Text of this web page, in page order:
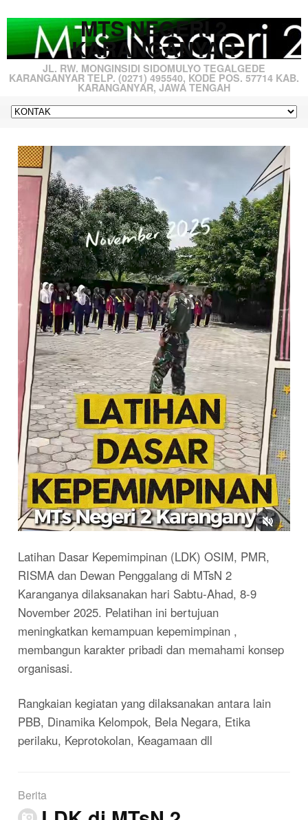
MTS NEGERI 2
KARANGANYAR
JL. RW. MONGINSIDI SIDOMULYO TEGALGEDE
KARANGANYAR TELP. (0271) 495540, KODE POS. 57714 KAB.
KARANGANYAR, JAWA TENGAH
Latihan Dasar Kepemimpinan (LDK) OSIM, PMR,
RISMA dan Dewan Penggalang di MTsN 2
Karanganya dilaksanakan hari Sabtu-Ahad, 8-9
November 2025. Pelatihan ini bertujuan
meningkatkan kemampuan kepemimpinan ,
membangun karakter pribadi dan memahami konsep
organisasi.
Rangkaian kegiatan yang dilaksanakan antara lain
PBB, Dinamika Kelompok, Bela Negara, Etika
perilaku, Keprotokolan, Keagamaan dll
Berita